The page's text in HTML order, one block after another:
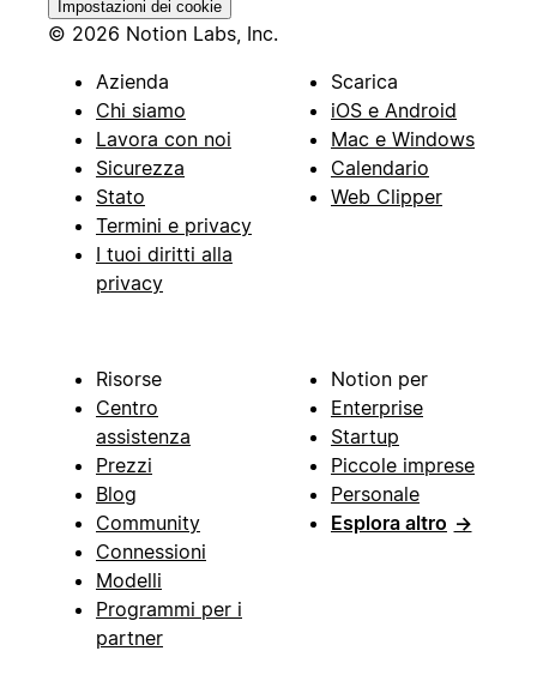
Impostazioni dei cookie
© 2026 Notion Labs, Inc.
Azienda
Chi siamo
Lavora con noi
Sicurezza
Stato
Termini e privacy
I tuoi diritti alla
privacy
Scarica
iOS e Android
Mac e Windows
Calendario
Web Clipper
Risorse
Centro
assistenza
Prezzi
Blog
Community
Connessioni
Modelli
Programmi per i
partner
Notion per
Enterprise
Startup
Piccole imprese
Personale
Esplora altro →